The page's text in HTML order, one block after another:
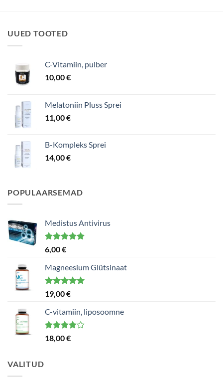
UUED TOOTED
C-Vitamiin, pulber
10,00€
Melatoniin Pluss Sprei
11,00€
B-Kompleks Sprei
14,00€
POPULAARSEMAD
Medistus Antivirus
Hinnanguga
5.00
6,00€
Magneesium Glütsinaat
Hinnanguga
5.00
19,00€
C-vitamiin, liposoomne
Hinnanguga
4.00
18,00€
VALITUD